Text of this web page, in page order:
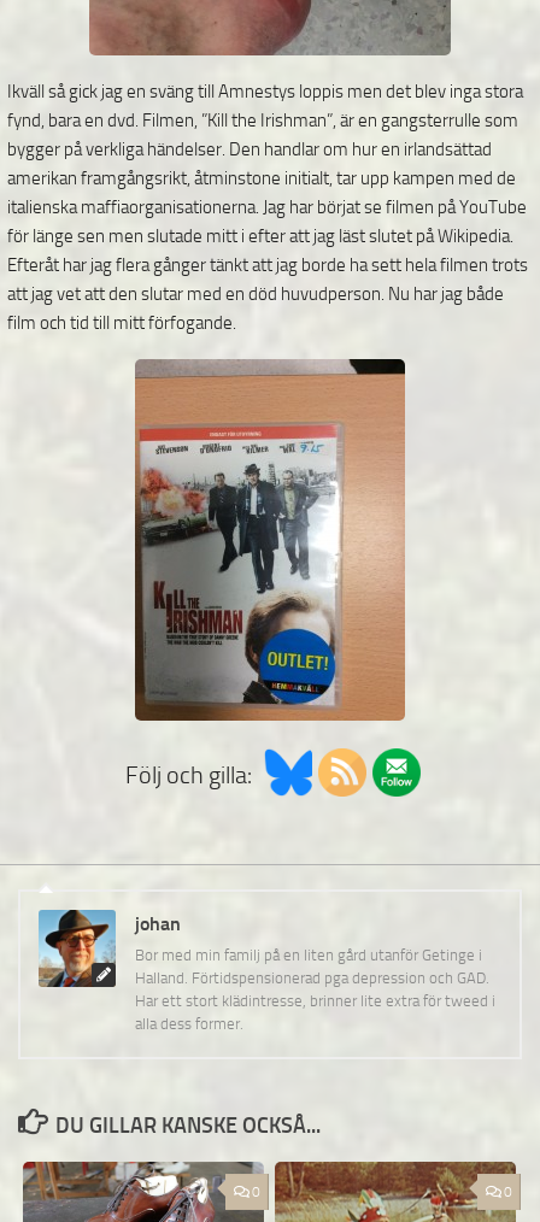
Ikväll så gick jag en sväng till Amnestys loppis men det blev inga stora
fynd, bara en dvd. Filmen, ”Kill the Irishman”, är en gangsterrulle som
bygger på verkliga händelser. Den handlar om hur en irlandsättad
amerikan framgångsrikt, åtminstone initialt, tar upp kampen med de
italienska maffiaorganisationerna. Jag har börjat se filmen på YouTube
för länge sen men slutade mitt i efter att jag läst slutet på Wikipedia.
Efteråt har jag flera gånger tänkt att jag borde ha sett hela filmen trots
att jag vet att den slutar med en död huvudperson. Nu har jag både
film och tid till mitt förfogande.
Följ och gilla:
johan
Bor med min familj på en liten gård utanför Getinge i
Halland. Förtidspensionerad pga depression och GAD.
Har ett stort klädintresse, brinner lite extra för tweed i
alla dess former.
DU GILLAR KANSKE OCKSÅ...
0 0